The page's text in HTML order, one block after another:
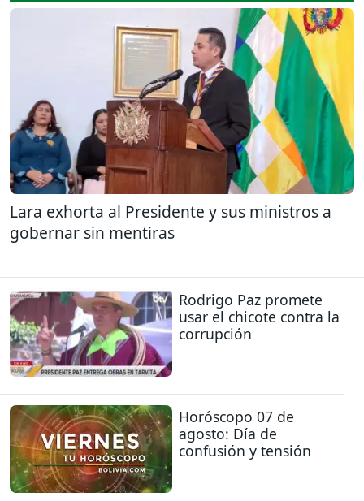
Lara exhorta al Presidente y sus ministros a
gobernar sin mentiras
Rodrigo Paz promete
usar el chicote contra la
corrupción
Horóscopo 07 de
agosto: Día de
confusión y tensión